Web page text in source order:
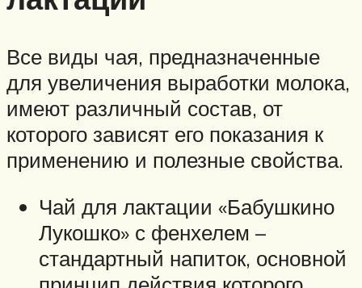
Все виды чая, предназначенные
для увеличения выработки молока,
имеют различный состав, от
которого зависят его показания к
применению и полезные свойства.
Чай для лактации «Бабушкино
Лукошко» с фенхелем –
стандартный напиток, основной